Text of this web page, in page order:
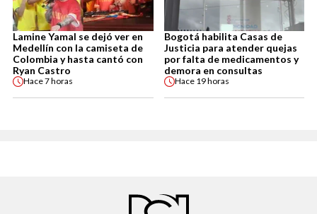
Lamine Yamal se dejó ver en
Medellín con la camiseta de
Colombia y hasta cantó con
Ryan Castro
Hace7 horas
Bogotá habilita Casas de
Justicia para atender quejas
por falta de medicamentos y
demora en consultas
Hace 19 horas